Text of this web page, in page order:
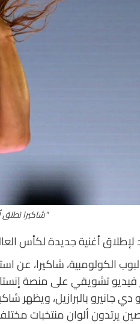
"شاكيرا تطلق
أغنية جديدة لكأس العالم
دي جانيرو بالبرازيل، ويظهر
يرتدون ألوان منتخبات